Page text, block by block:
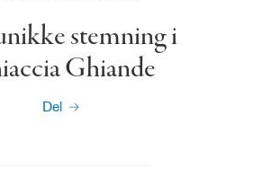
stemning i
Ghiande
Del